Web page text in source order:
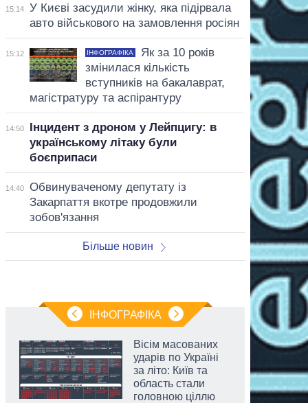
15:14
У Києві засудили жінку, яка підірвала
авто військового на замовлення росіян
15:12 ІНФОГРАФІКА
Як за 10 років
змінилася кількість
вступників на бакалаврат,
магістратуру та аспірантуру
14:50
Інцидент з дроном у Лейпцигу: в
українському літаку були
боєприпаси
14:40
Обвинуваченому депутату із
Закарпаття вкотре продовжили
зобов'язання
Більше новин
ІНФОГРАФІКА
Вісім масованих
ударів по Україні
за літо: Київ та
область стали
головною ціллю